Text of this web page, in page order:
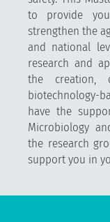
to provide
strengthen the
and national
research and
the creation,
biotechnology-
have the
Microbiology
the research
support you in